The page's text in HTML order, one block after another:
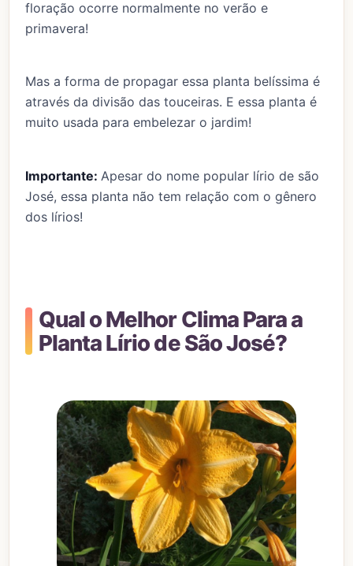
floração ocorre normalmente no verão e
primavera!
Mas a forma de propagar essa planta belíssima é
através da divisão das touceiras. E essa planta é
muito usada para embelezar o jardim!
Importante: Apesar do nome popular lírio de são
José, essa planta não tem relação com o gênero
dos lírios!
Qual o Melhor Clima Para a
Planta Lírio de São José?